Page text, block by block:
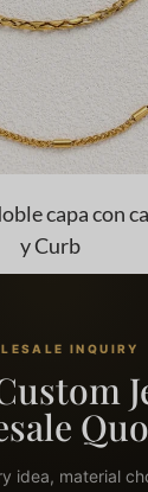
capa con
y Curb
INQUIRY
idea, material